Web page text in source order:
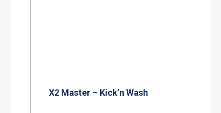
X2 Master – Kick’n Wash